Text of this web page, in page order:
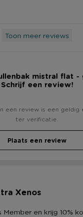
Toon meer reviews
mistral flat -
Schrijf een review!
een review is een geldig
ter verificatie.
Plaats een review
Xenos
Member en krijg 10%